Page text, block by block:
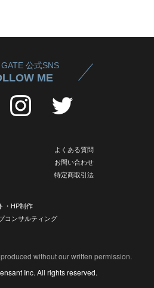
公式SNS
ME
よくある質問
お問い合わせ
特定商取引法
・HP制作
コンサルティング
without our written permission.
Inc. All rights reserved.